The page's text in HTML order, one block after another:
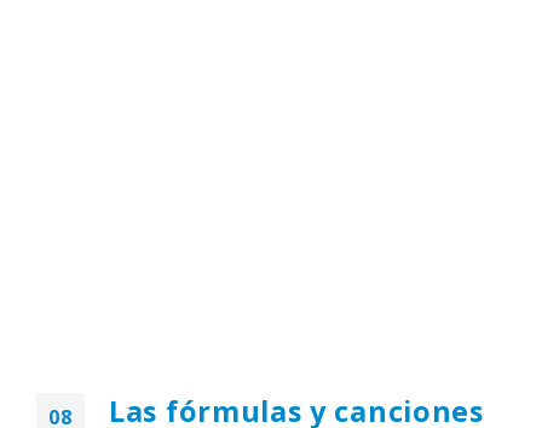
08
Las fórmulas y canciones